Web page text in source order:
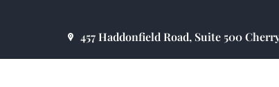
457 Haddonfield Road, Suite 500